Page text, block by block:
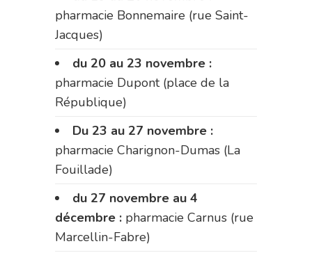
pharmacie Bonnemaire (rue Saint-
Jacques)
du 20 au 23 novembre :
pharmacie Dupont (place de la
République)
Du 23 au 27 novembre :
pharmacie Charignon-Dumas (La
Fouillade)
du 27 novembre au 4
décembre : pharmacie Carnus (rue
Marcellin-Fabre)